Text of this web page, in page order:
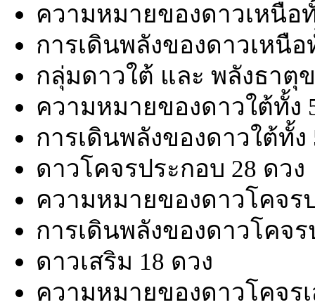
ความหมายของดาวเหนือ
การเดินพลังของดาวเหนือ
กลุ่มดาวใต้ และ พลังธาตุ
ความหมายของดาวใต้ทั้ง
การเดินพลังของดาวใต้ทั้ง
ดาวโคจรประกอบ 28 ดวง
ความหมายของดาวโคจร
การเดินพลังของดาวโคจร
ดาวเสริม 18 ดวง
ความหมายของดาวโคจร